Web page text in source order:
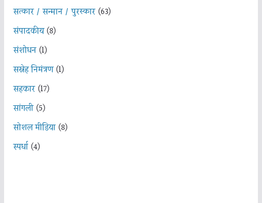
सत्कार / सन्मान / पुरस्कार(63)
संपादकीय(8)
संशोधन(1)
सस्नेह निमंत्रण(1)
सहकार(17)
सांगली(5)
सोशल मीडिया(8)
स्पर्धा(4)